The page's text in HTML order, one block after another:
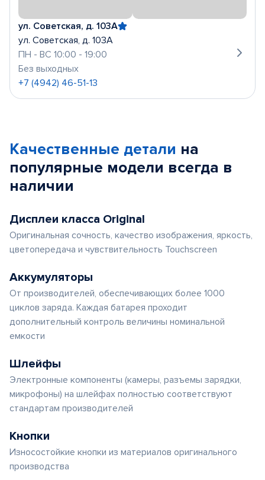
ул. Советская, д. 103А
ул. Советская, д. 103А
ПН - ВС 10:00 - 19:00
Без выходных
+7 (4942) 46-51-13
Качественные детали на
популярные модели всегда в
наличии
Дисплеи класса Original
Оригинальная сочность, качество изображения, яркость,
цветопередача и чувствительность Touchscreen
Аккумуляторы
От производителей, обеспечивающих более 1000
циклов заряда. Каждая батарея проходит
дополнительный контроль величины номинальной
емкости
Шлейфы
Электронные компоненты (камеры, разъемы зарядки,
микрофоны) на шлейфах полностью соответствуют
стандартам производителей
Кнопки
Износостойкие кнопки из материалов оригинального
производства